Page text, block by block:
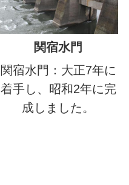
関宿水門
関宿水門：大正7年に
着手し、昭和2年に完
成しました。